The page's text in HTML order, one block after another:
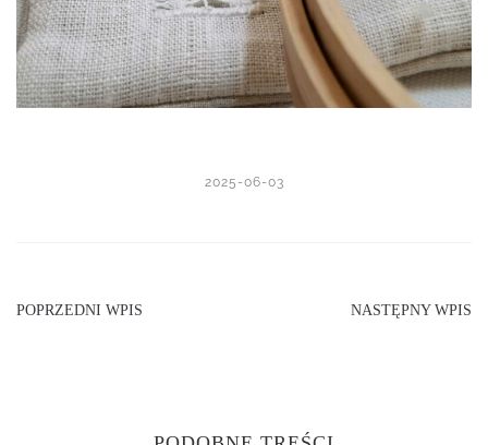
2025-06-03
POPRZEDNI WPIS NASTĘPNY WPIS